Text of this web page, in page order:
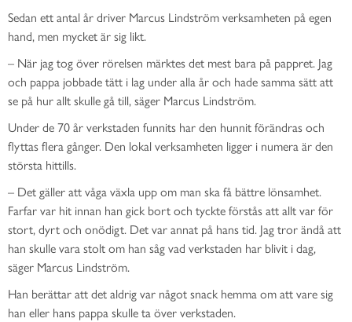
Sedan ett antal år driver Marcus Lindström verksamheten på egen
hand, men mycket är sig likt.
– När jag tog över rörelsen märktesdet mest bara på pappret. Jag
och pappa jobbade tätt i lag under alla år och hade samma sätt att
se på hur allt skulle gå till, säger Marcus Lindström.
Under de 70 år verkstaden funnits har den hunnit förändras och
flyttas flera gånger. Den lokal verksamheten ligger i numera är den
största hittills.
– Det gäller att våga växla upp om man ska få bättre lönsamhet.
Farfar var hit innan han gick bort och tyckte förstås att allt var för
stort, dyrt och onödigt. Det var annat på hans tid. Jag tror ändå att
han skulle vara stolt om han såg vad verkstaden har blivit i dag,
säger Marcus Lindström.
Han berättar att det aldrig var något snack hemma om att vare sig
han eller hans pappa skulle ta över verkstaden.